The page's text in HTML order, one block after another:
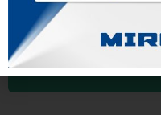
TUBOS LAMINADO EN FRÍO